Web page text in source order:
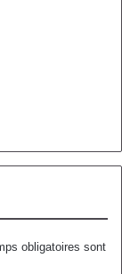
obligatoires sont